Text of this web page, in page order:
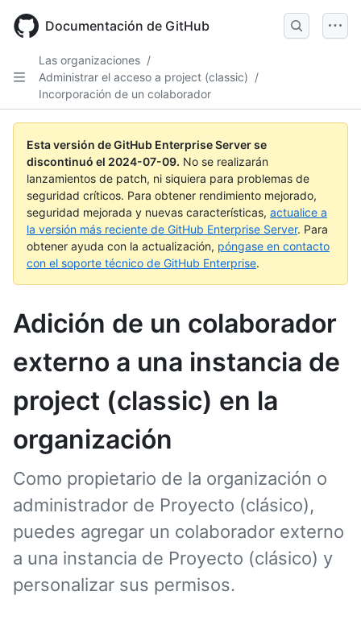
main
Documentación de GitHub
Las organizaciones /
Administrar el acceso a project (classic) /
Incorporación de un colaborador
Esta versión de GitHub Enterprise Server se
discontinuó el 2024-07-09. No se realizarán
lanzamientos de patch, ni siquiera para problemas de
seguridad críticos. Para obtener rendimiento mejorado,
seguridad mejorada y nuevas características, actualice a
la versión más reciente de GitHub Enterprise Server. Para
obtener ayuda con la actualización, póngase en contacto
con el soporte técnico de GitHub Enterprise.
Adición de un colaborador
externo a una instancia de
project (classic) en la
organización
Como propietario de la organización o
administrador de Proyecto (clásico),
puedes agregar un colaborador externo
a una instancia de Proyecto (clásico) y
personalizar sus permisos.